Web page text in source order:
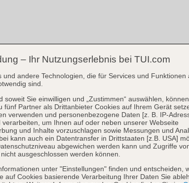
– Ihr Nutzungserlebnis bei TUI.com
und andere Technologien, die für Services und Funktionen
sind.
soweit Sie einwilligen und „Zustimmen“ auswählen,
fünf Partner als Drittanbieter Cookies auf Ihrem Gerät
verwenden und personenbezogene Daten [z. B. IP-
um Ihnen auf oder neben unserer Webseite
und Inhalte vorzuschlagen sowie Messungen und
kann auch ein Datentransfer in Drittstaaten [z.B. USA]
abgewichen werden kann und Zugriffe
ausgeschlossen werden können.
unter "Einstellungen" finden und entscheiden,
auf Cookies basierende Verarbeitung Ihrer Daten Sie